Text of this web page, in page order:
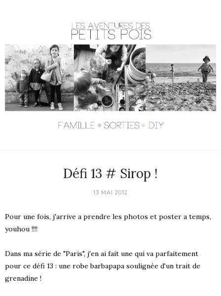
Défi 13 # Sirop !
13 MAI 2012
Pour une fois, j'arrive a prendre les photos et poster a temps,
youhou !!!!
Dans ma série de "Paris", j'en ai fait une qui va parfaitement
pour ce défi 13 : une robe barbapapa soulignée d'un trait de
grenadine !